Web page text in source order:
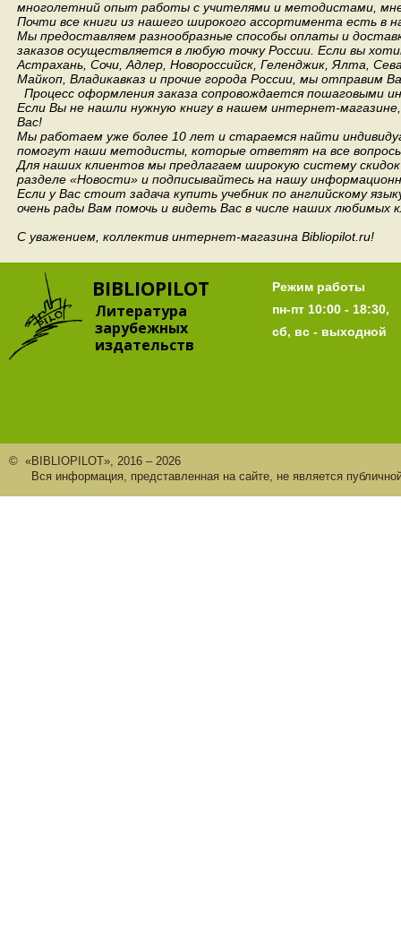
многолетний опыт работы с учителями и методистами,
Почти все книги из нашего широкого ассортимента есть в
Мы предоставляем разнообразные способы оплаты и
заказов осуществляется в любую точку России. Если вы
Астрахань, Сочи, Адлер, Новороссийск, Геленджик, Ялта,
Майкоп, Владикавказ и прочие города России, мы отправим
Процесс оформления заказа сопровождается пошаговыми
Если Вы не нашли нужную книгу в нашем интернет-
Вас!
Мы работаем уже более 10 лет и стараемся найти
помогут наши методисты, которые ответят на все
Для наших клиентов мы предлагаем широкую систему
разделе «Новости» и подписывайтесь на нашу
Если у Вас стоит задача купить учебник по английскому
очень рады Вам помочь и видеть Вас в числе наших любимых
С уважением, коллектив интернет-магазина Bibliopilot.ru!
BIBLIOPILOT
Литература
зарубежных
издательств
Режим работы
пн-пт 10:00 - 18:30,
сб, вс - выходной
© «BIBLIOPILOT», 2016 – 2026
Вся информация, представленная на сайте, не является